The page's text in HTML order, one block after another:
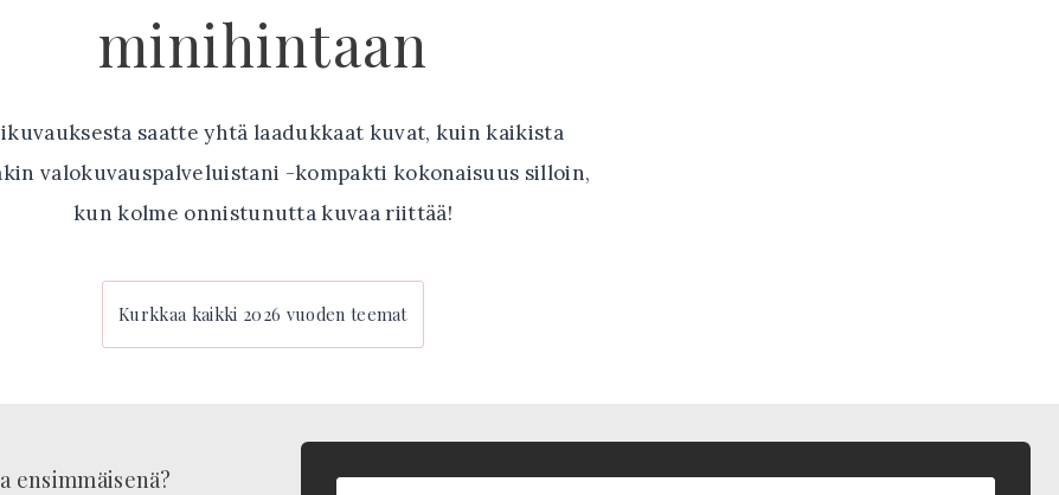
minihintaan
saatte yhtä laadukkaat kuvat, kuin kaikista
valokuvauspalveluistani -kompakti kokonaisuus silloin,
kun kolme onnistunutta kuvaa riittää!
Kurkkaa kaikki 2026 vuoden teemat
ensimmäisenä?